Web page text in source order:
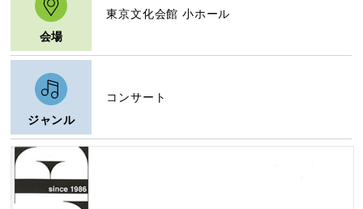
会場
東京文化会館 小ホール
ジャンル
コンサート